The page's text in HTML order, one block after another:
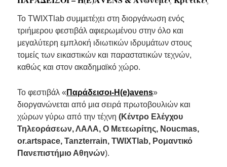
Το TWIXTlab συμμετέχει στη διοργάνωση ενός
τριήμερου φεστιβάλ αφιερωμένου στην όλο και
μεγαλύτερη εμπλοκή ιδιωτικών ιδρυμάτων στους
τομείς των εικαστικών και παραστατικών τεχνών,
καθώς και στον ακαδημαϊκό χώρο.
Το φεστιβάλ « Παράδεισοι-H(e)avens»
διοργανώνεται από μια σειρά πρωτοβουλιών και
χώρων γύρω από την τέχνη(Κέντρο Ελέγχου
Τηλεοράσεων, ΛΑΛΑ, Ο Μετεωρίτης, Noucmas,
or.artspace, Tanzterrain, TWIXTlab, Ρομαντικό
Πανεπιστήμιο Αθηνών).